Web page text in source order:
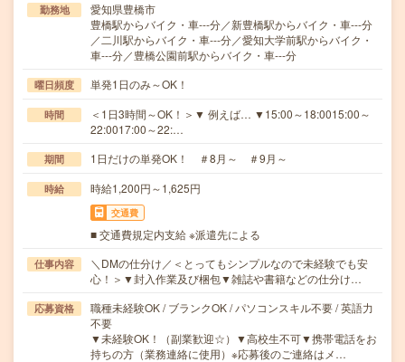
勤務地
愛知県豊橋市
豊橋駅からバイク・車---分／新豊橋駅からバイク・車---分
／二川駅からバイク・車---分／愛知大学前駅からバイク・
車---分／豊橋公園前駅からバイク・車---分
曜日頻度 単発1日のみ～OK！
時間
＜1日3時間～OK！＞▼ 例えば… ▼15:00～18:0015:00～
22:0017:00～22:…
期間 1日だけの単発OK！ ＃8月～ ＃9月～
時給 時給1,200円～1,625円
交通費
■ 交通費規定内支給 ※派遣先による
仕事内容
＼DMの仕分け／＜とってもシンプルなので未経験でも安
心！＞▼封入作業及び梱包▼雑誌や書籍などの仕分け…
応募資格
職種未経験OK / ブランクOK / パソコンスキル不要 / 英語力
不要
▼未経験OK！（副業歓迎☆）▼高校生不可▼携帯電話をお
持ちの方（業務連絡に使用）※応募後のご連絡はメ…